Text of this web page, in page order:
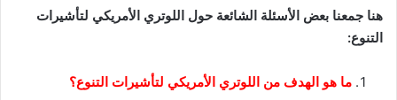
هنا جمعنا بعض الأسئلة الشائعة حول اللوتري الأمريكي لتأشيرات
التنوع:
ما هو الهدف من اللوتري الأمريكي لتأشيرات التنوع؟